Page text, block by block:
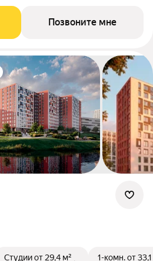
Позвоните мне
Студииот 29,4 м² 1-комн.от